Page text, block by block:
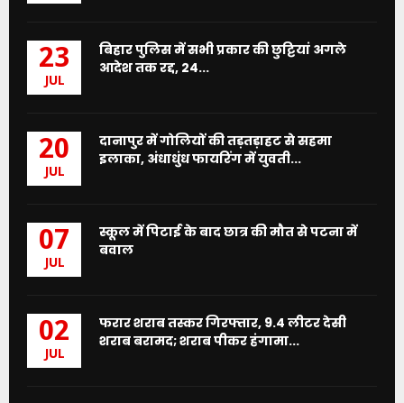
23
JUL
बिहार पुलिस में सभी प्रकार की छुट्टियां अगले
आदेश तक रद्द, 24...
20
JUL
दानापुर में गोलियों की तड़तड़ाहट से सहमा
इलाका, अंधाधुंध फायरिंग में युवती...
07
JUL
स्कूल में पिटाई के बाद छात्र की मौत से पटना में
बवाल
02
JUL
फरार शराब तस्कर गिरफ्तार, 9.4 लीटर देसी
शराब बरामद; शराब पीकर हंगामा...